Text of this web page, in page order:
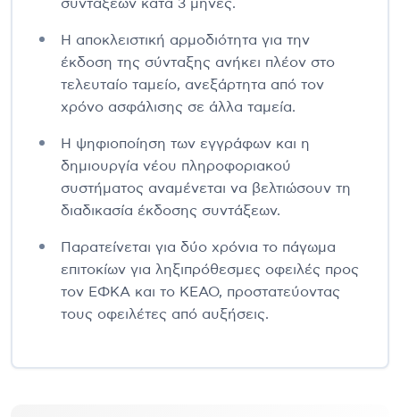
συντάξεων κατά 3 μήνες.
Η αποκλειστική αρμοδιότητα για την
έκδοση της σύνταξης ανήκει πλέον στο
τελευταίο ταμείο, ανεξάρτητα από τον
χρόνο ασφάλισης σε άλλα ταμεία.
Η ψηφιοποίηση των εγγράφων και η
δημιουργία νέου πληροφοριακού
συστήματος αναμένεται να βελτιώσουν τη
διαδικασία έκδοσης συντάξεων.
Παρατείνεται για δύο χρόνια το πάγωμα
επιτοκίων για ληξιπρόθεσμες οφειλές προς
τον ΕΦΚΑ και το ΚΕΑΟ, προστατεύοντας
τους οφειλέτες από αυξήσεις.